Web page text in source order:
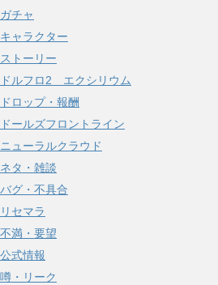
ガチャ
キャラクター
ストーリー
ドルフロ2 エクシリウム
ドロップ・報酬
ドールズフロントライン
ニューラルクラウド
ネタ・雑談
バグ・不具合
リセマラ
不満・要望
公式情報
噂・リーク